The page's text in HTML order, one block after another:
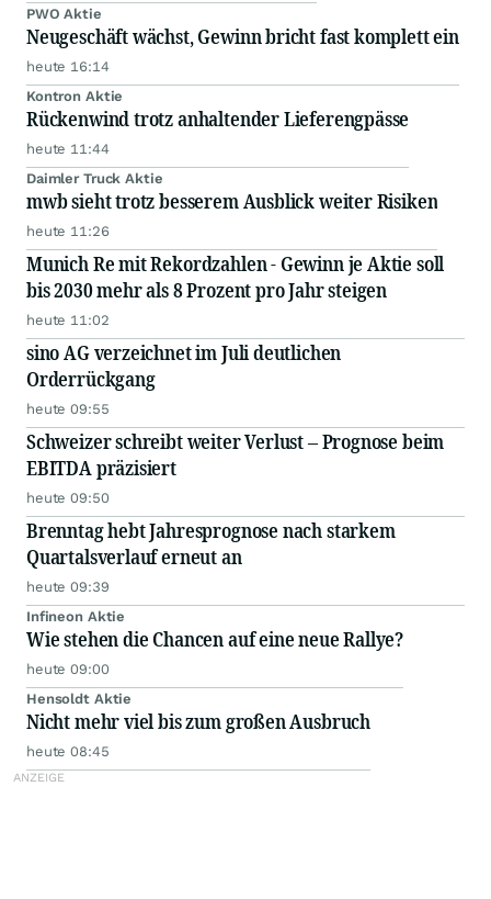
PWO Aktie
Neugeschäft wächst, Gewinn bricht fast komplett ein
heute 16:14
Kontron Aktie
Rückenwind trotz anhaltender Lieferengpässe
heute 11:44
Daimler Truck Aktie
mwb sieht trotz besserem Ausblick weiter Risiken
heute 11:26
Munich Re mit Rekordzahlen - Gewinn je Aktie soll
bis 2030 mehr als 8 Prozent pro Jahr steigen
heute 11:02
sino AG verzeichnet im Juli deutlichen
Orderrückgang
heute 09:55
Schweizer schreibt weiter Verlust – Prognose beim
EBITDA präzisiert
heute 09:50
Brenntag hebt Jahresprognose nach starkem
Quartalsverlauf erneut an
heute 09:39
Infineon Aktie
Wie stehen die Chancen auf eine neue Rallye?
heute 09:00
Hensoldt Aktie
Nicht mehr viel bis zum großen Ausbruch
heute 08:45